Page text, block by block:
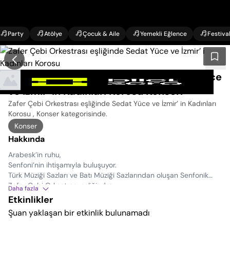
Party Atölye Çocuk & Aile Yemekli Eğlence Festival
Zafer Çebi Orkestrası eşliğinde Sedat Yüce
ve İzmir’ in Kadınları Korosu Konseri
Zafer Çebi Orkestrası eşliğinde Sedat Yüce ve İzmir’ in Kadınları
Korosu , Konser kategorisinde.
Konser
Hakkında
Arabesk’in ruhu,
Senfoni’nin ihtişamıyla buluşuyor.
Türk Müziği Sazları ve Batı Müziği Sazlarından oluşan Senfonik
Zafer Çebi Orkestrası eşliğinde;
Arabeski; büyülü yorumu ve etkileyici aynı zamanda, profesyonel
sahne performansı ile seslendirecek olan Sedat Yüce ile
Daha fazla
Etkinlikler
Şuan yaklaşan bir etkinlik bulunamadı